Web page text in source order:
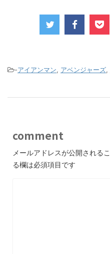
-アイアンマン, アベンジャーズ,
comment
メールアドレスが公開される
る欄は必須項目です